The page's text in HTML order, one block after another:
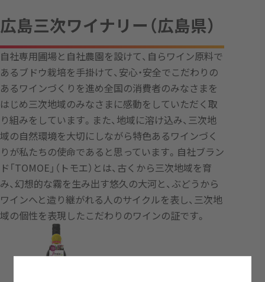
広島三次ワイナリー（広島県）
自社専用圃場と自社農園を設けて、自らワイン原料で
あるブドウ栽培を手掛けて、安心・安全でこだわりの
あるワインづくりを進め全国の消費者のみなさまを
はじめ三次地域のみなさまに感動をしていただく取
り組みをしています。また、地域に溶け込み、三次地
域の自然環境を大切にしながら特色あるワインづく
りが私たちの使命であると思っています。自社ブラン
ド「TOMOE」（トモエ）とは、古くから三次地域を育
み、幻想的な霧を生み出す悠久の大河と、ぶどうから
ワインへと造り継がれる人のサイクルを表し、三次地
域の個性を表現したこだわりのワインの証です。